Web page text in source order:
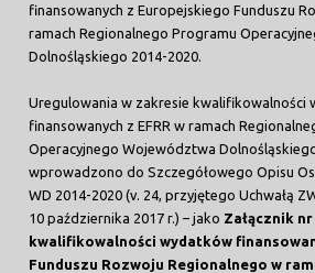
finansowanych z Europejskiego Funduszu
ramach Regionalnego Programu
Dolnośląskiego 2014-2020.
Uregulowania w zakresie kwalifikowalności
finansowanych z EFRR w ramach
Operacyjnego Województwa
wprowadzono do Szczegółowego Opisu
WD 2014-2020 (v. 24, przyjętego Uchwałą
10 października 2017 r.) – jako Załącznik nr
kwalifikowalności wydatków
Funduszu Rozwoju Regionalnego w